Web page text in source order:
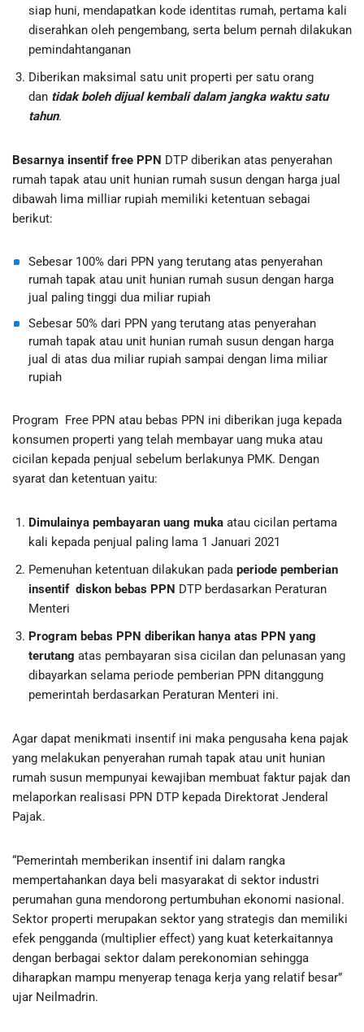
siap huni, mendapatkan kode identitas rumah, pertama kali
diserahkan oleh pengembang, serta belum pernah dilakukan
pemindahtanganan
Diberikan maksimal satu unit properti per satu orang
dan tidak boleh dijual kembali dalam jangka waktu satu
tahun.
Besarnya insentif free PPN DTP diberikan atas penyerahan
rumah tapak atau unit hunian rumah susun dengan harga jual
dibawah lima milliar rupiah memiliki ketentuan sebagai
berikut:
Sebesar 100% dari PPN yang terutang atas penyerahan
rumah tapak atau unit hunian rumah susun dengan harga
jual paling tinggi dua miliar rupiah
Sebesar 50% dari PPN yang terutang atas penyerahan
rumah tapak atau unit hunian rumah susun dengan harga
jual di atas dua miliar rupiah sampai dengan lima miliar
rupiah
Program Free PPN atau bebas PPN ini diberikan juga kepada
konsumen properti yang telah membayar uang muka atau
cicilan kepada penjual sebelum berlakunya PMK. Dengan
syarat dan ketentuan yaitu:
Dimulainya pembayaran uang muka atau cicilan pertama
kali kepada penjual paling lama 1 Januari 2021
Pemenuhan ketentuan dilakukan pada periode pemberian
insentif diskon bebas PPN DTP berdasarkan Peraturan
Menteri
Program bebas PPN diberikan hanya atas PPN yang
terutang atas pembayaran sisa cicilan dan pelunasan yang
dibayarkan selama periode pemberian PPN ditanggung
pemerintah berdasarkan Peraturan Menteri ini.
Agar dapat menikmati insentif ini maka pengusaha kena pajak
yang melakukan penyerahan rumah tapak atau unit hunian
rumah susun mempunyai kewajiban membuat faktur pajak dan
melaporkan realisasi PPN DTP kepada Direktorat Jenderal
Pajak.
“Pemerintah memberikan insentif ini dalam rangka
mempertahankan daya beli masyarakat di sektor industri
perumahan guna mendorong pertumbuhan ekonomi nasional.
Sektor properti merupakan sektor yang strategis dan memiliki
efek pengganda (multiplier effect) yang kuat keterkaitannya
dengan berbagai sektor dalam perekonomian sehingga
diharapkan mampu menyerap tenaga kerja yang relatif besar”
ujar Neilmadrin.